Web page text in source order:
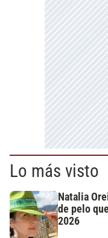
Lo más visto
Natalia
de pelo
2026